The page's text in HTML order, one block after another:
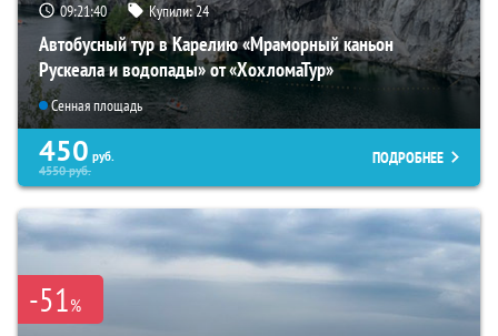
09:21:38 Купили:24
Автобусный тур в Карелию «Мраморный каньон
Рускеала и водопады» от «ХохломаТур»
Сенная площадь
450 руб.
4550руб.
ПОДРОБНЕЕ
-51%